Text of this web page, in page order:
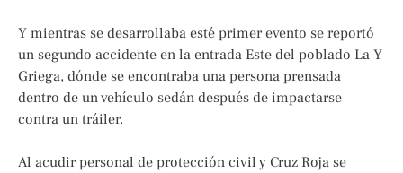
Y mientras se desarrollaba esté primer evento se reportó
un segundo accidente en la entrada Este del poblado La Y
Griega, dónde se encontraba una persona prensada
dentro de un vehículo sedán después de impactarse
contra un tráiler.
Al acudir personal de protección civil y Cruz Roja se